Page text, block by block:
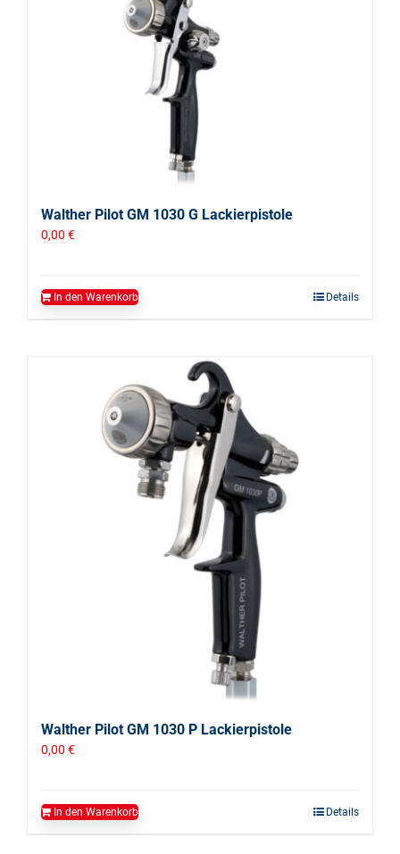
Walther Pilot GM 1030 G Lackierpistole
0,00 €
In den Warenkorb Details
Walther Pilot GM 1030 P Lackierpistole
0,00 €
In den Warenkorb Details